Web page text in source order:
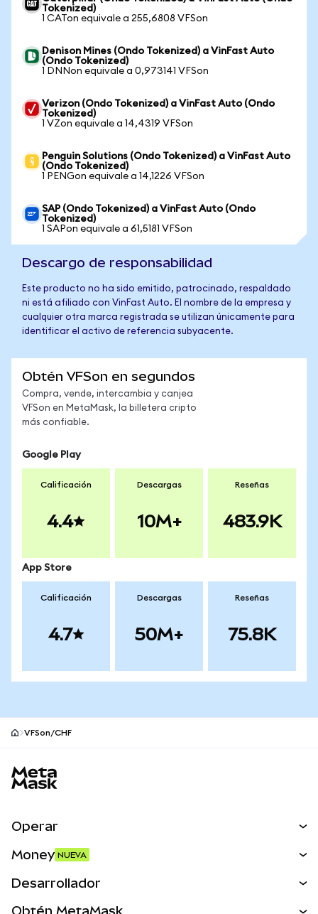
Tokenized)
1 CATon equivale a 255,6808 VFSon
Denison Mines (Ondo Tokenized) a VinFast Auto
(Ondo Tokenized)
1 DNNon equivale a 0,973141 VFSon
Verizon (Ondo Tokenized) a VinFast Auto (Ondo
Tokenized)
1 VZon equivale a 14,4319 VFSon
Penguin Solutions (Ondo Tokenized) a VinFast Auto
(Ondo Tokenized)
1 PENGon equivale a 14,1226 VFSon
SAP (Ondo Tokenized) a VinFast Auto (Ondo
Tokenized)
1 SAPon equivale a 61,5181 VFSon
Descargo de responsabilidad
Este producto no ha sido emitido, patrocinado, respaldado
ni está afiliado con VinFast Auto. El nombre de la empresa y
cualquier otra marca registrada se utilizan únicamente para
identificar el activo de referencia subyacente.
Obtén VFSon en segundos
Compra, vende, intercambia y canjea
VFSon en MetaMask, la billetera cripto
más confiable.
Google Play
Calificación
4.4
Descargas
10M+
Reseñas
483.9K
App Store
Calificación
4.7
Descargas
50M+
Reseñas
75.8K
VFSon/CHF
Operar
Money NUEVA
Desarrollador
Obtén MetaMask